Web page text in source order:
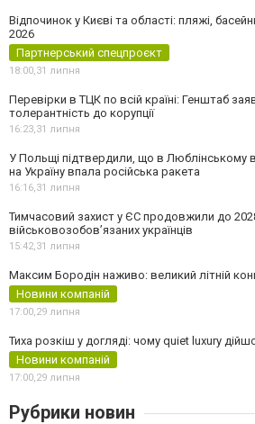
Відпочинок у Києві та області: пляжі,
2026
Партнерський спецпроєкт
18:00,31 липня
Перевірки в ТЦК по всій країні: Генштаб
толерантність до корупції
16:23,31 липня
У Польщі підтвердили, що в Люблінському
на Україну впала російська ракета
16:16,31 липня
Тимчасовий захист у ЄС продовжили до
військовозобов’язаних українців
15:42,31 липня
Максим Бородін наживо: великий літній
Новини компаній
17:00,29 липня
Тиха розкіш у догляді: чому quiet luxury
Новини компаній
17:00,29 липня
Рубрики новин